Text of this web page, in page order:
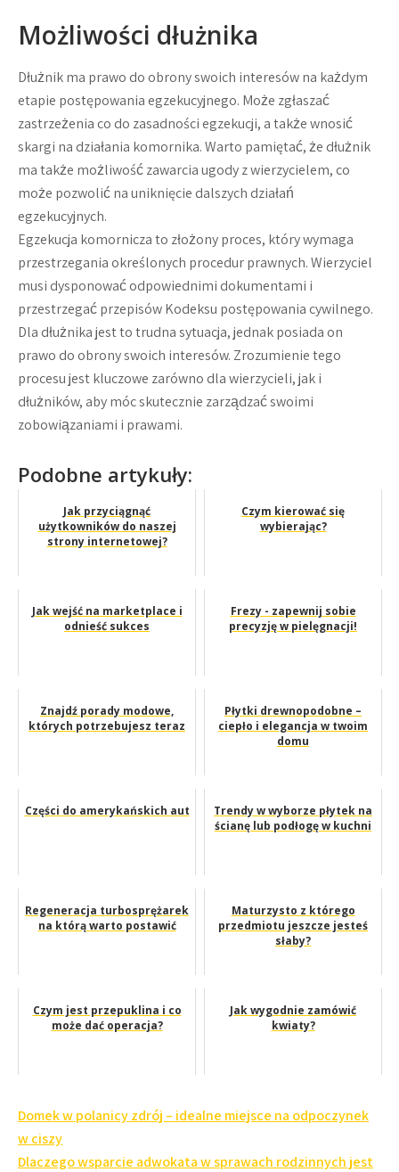
Możliwości dłużnika
Dłużnik ma prawo do obrony swoich interesów na każdym
etapie postępowania egzekucyjnego. Może zgłaszać
zastrzeżenia co do zasadności egzekucji, a także wnosić
skargi na działania komornika. Warto pamiętać, że dłużnik
ma także możliwość zawarcia ugody z wierzycielem, co
może pozwolić na uniknięcie dalszych działań
egzekucyjnych.
Egzekucja komornicza to złożony proces, który wymaga
przestrzegania określonych procedur prawnych. Wierzyciel
musi dysponować odpowiednimi dokumentami i
przestrzegać przepisów Kodeksu postępowania cywilnego.
Dla dłużnika jest to trudna sytuacja, jednak posiada on
prawo do obrony swoich interesów. Zrozumienie tego
procesu jest kluczowe zarówno dla wierzycieli, jak i
dłużników, aby móc skutecznie zarządzać swoimi
zobowiązaniami i prawami.
Podobne artykuły:
Jak przyciągnąć
użytkowników do naszej
strony internetowej?
Czym kierować się
wybierając?
Jak wejść na marketplace i
odnieść sukces
Frezy - zapewnij sobie
precyzję w pielęgnacji!
Znajdź porady modowe,
których potrzebujesz teraz
Płytki drewnopodobne –
ciepło i elegancja w twoim
domu
Części do amerykańskich aut
Trendy w wyborze płytek na
ścianę lub podłogę w kuchni
Regeneracja turbosprężarek
na którą warto postawić
Maturzysto z którego
przedmiotu jeszcze jesteś
słaby?
Czym jest przepuklina i co
może dać operacja?
Jak wygodnie zamówić
kwiaty?
Nawigacja
wpisu
Domek w polanicy zdrój – idealne miejsce na odpoczynek
w ciszy
Dlaczego wsparcie adwokata w sprawach rodzinnych jest